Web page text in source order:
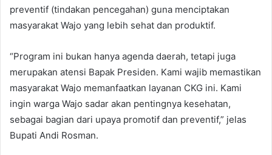
preventif (tindakan pencegahan) guna menciptakan
masyarakat Wajo yang lebih sehat dan produktif.
“Program ini bukan hanya agenda daerah, tetapi juga
merupakan atensi Bapak Presiden. Kami wajib memastikan
masyarakat Wajo memanfaatkan layanan CKG ini. Kami
ingin warga Wajo sadar akan pentingnya kesehatan,
sebagai bagian dari upaya promotif dan preventif,” jelas
Bupati Andi Rosman.